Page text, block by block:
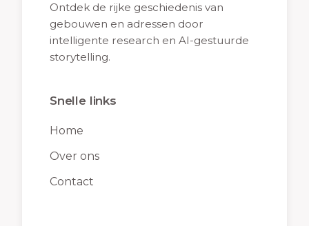
Ontdek de rijke geschiedenis van
gebouwen en adressen door
intelligente research en AI-gestuurde
storytelling.
Snelle links
Home
Over ons
Contact